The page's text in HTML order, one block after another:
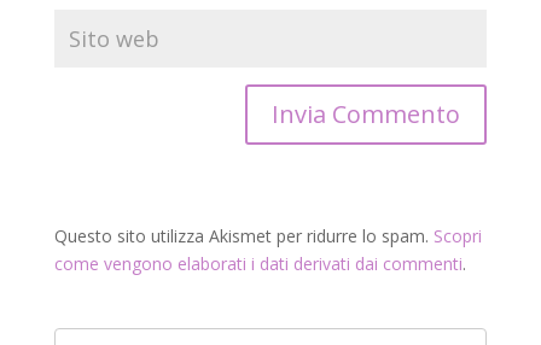
Questo sito utilizza Akismet per ridurre lo spam. Scopri
come vengono elaborati i dati derivati dai commenti.